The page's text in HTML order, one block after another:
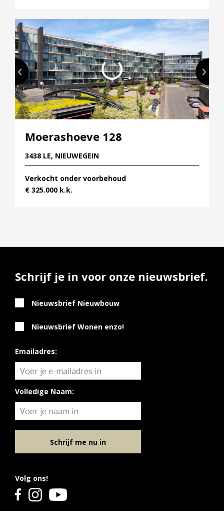
Moerashoeve 128
3438 LE, NIEUWEGEIN
Verkocht onder voorbehoud
€ 325.000 k.k.
Volg ons!
Schrijf je in voor onze nieuwsbrief.
Nieuwsbrief Nieuwbouw
Nieuwsbrief Wonen enzo!
Emailadres:
Volledige Naam:
Schrijf me nu in